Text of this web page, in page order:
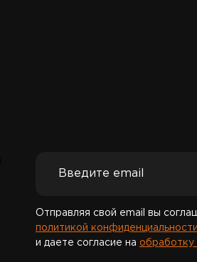
Отправляя свой email вы
политикой конфиденциальности
и даете согласие на обработку